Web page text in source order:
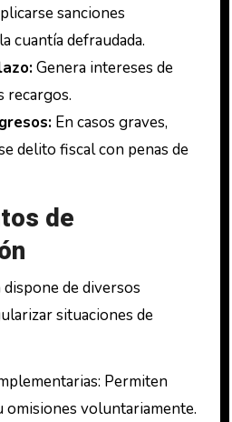
sanciones
cuantía defraudada.
Genera intereses de
recargos.
En casos graves,
delito fiscal con penas de
de
de diversos
situaciones de
Permiten
voluntariamente.